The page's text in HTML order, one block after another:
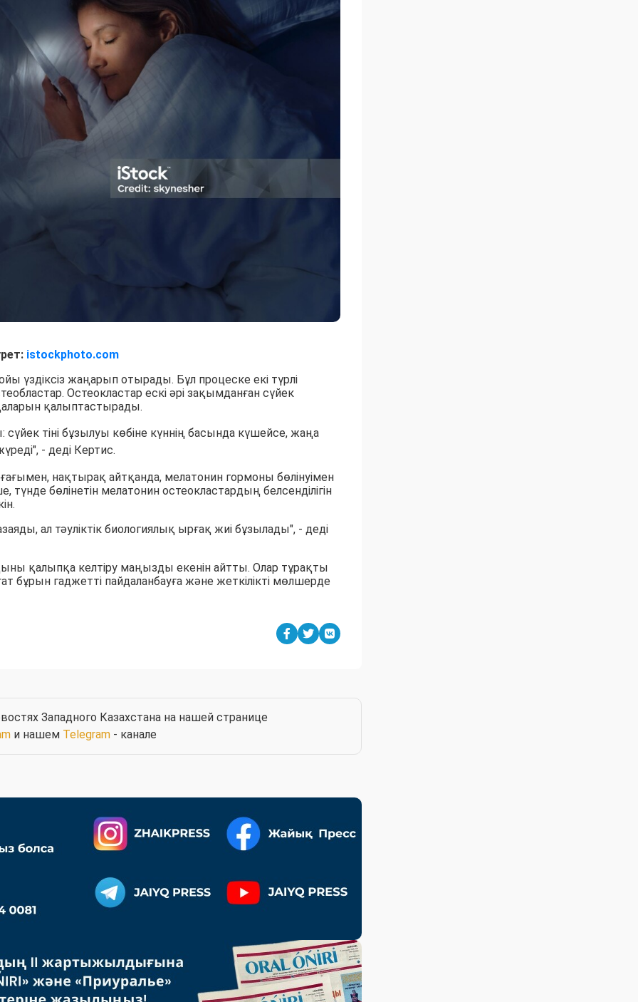
istockphoto.com
үздіксіз жаңарып отырады. Бұл процеске екі түрлі
Остеокластар ескі әрі зақымданған сүйек
қалыптастырады.
сүйек тіні бұзылуы көбіне күннің басында күшейсе, жаңа
- деді Кертис.
нақтырақ айтқанда, мелатонин гормоны бөлінуімен
бөлінетін мелатонин остеокластардың белсенділігін
ал тәуліктік биологиялық ырғақ жиі бұзылады", - деді
қалыпқа келтіру маңызды екенін айтты. Олар тұрақты
бұрын гаджетті пайдаланбауға және жеткілікті мөлшерде
Западного Казахстана на нашей странице
и нашем Telegram- канале